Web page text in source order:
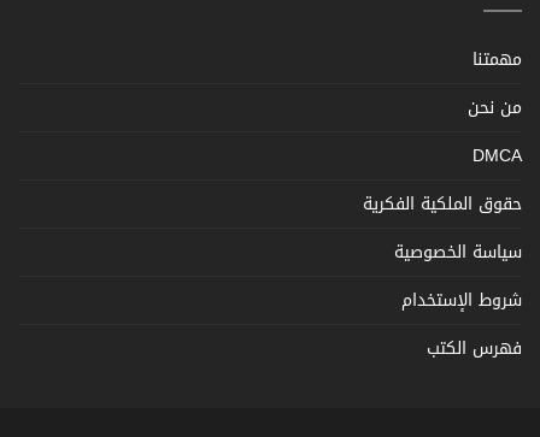
مهمتنا
من نحن
DMCA
حقوق الملكية الفكرية
سياسة الخصوصية
شروط الإستخدام
فهرس الكتب